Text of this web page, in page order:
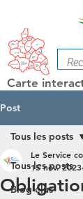
Carte
Post
Tous les posts
Blog élus
Tous les posts
Le Service
15 nov. 2023